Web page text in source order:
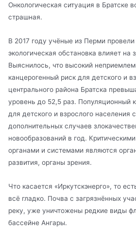
Онкологическая ситуация в Братске
страшная.
В 2017 году учёные из Перми
экологическая обстановка влияет на
Выяснилось, что высокий
канцерогенный риск для детского и
центрального района Братска
уровень до 52,5 раз. Популяционный
для детского и взрослого населения
дополнительных случаев
новообразований в год.
органами и системами являются
развития, органы зрения.
Что касается «Иркутскэнерго», то
всё гладко. Почва с загрязнённых
реку, уже уничтожены редкие виды
бассейне Ангары.